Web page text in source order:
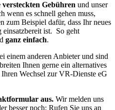
versteckten Gebühren und unser
wenn es schnell gehen muss,
zum Beispiel dafür, dass Ihr neues
einsatzbereit ist. So geht
ganz einfach.
einem anderen Anbieter und sind
Ihnen gerne ein alternatives
Wechsel zur VR-Dienste eG
aus. Wir melden uns
besser noch: Rufen Sie uns an